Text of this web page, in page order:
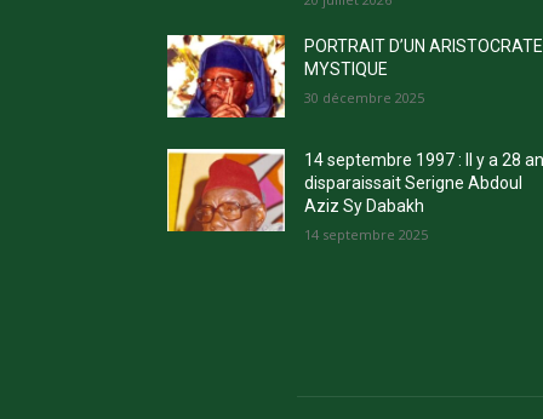
PORTRAIT D’UN ARISTOCRATE
MYSTIQUE
30 décembre 2025
14 septembre 1997 : Il y a 28
disparaissait Serigne Abdoul
Aziz Sy Dabakh
14 septembre 2025